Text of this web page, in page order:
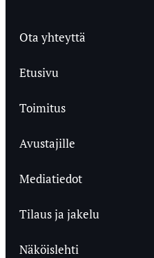
Ota yhteyttä
Etusivu
Toimitus
Avustajille
Mediatiedot
Tilaus ja jakelu
Näköislehti